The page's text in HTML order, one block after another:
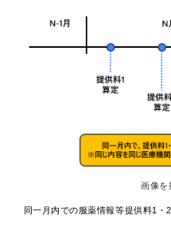
画像
同一月内での服薬情報等提供料1